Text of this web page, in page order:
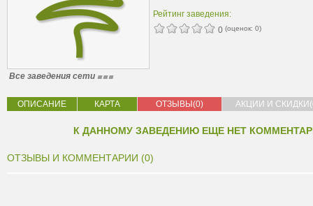
Рейтинг заведения:
0 (оценок: 0)
Все заведения сети
ОПИСАНИЕ КАРТА ОТЗЫВЫ(0) АКЦИИ И
К ДАННОМУ ЗАВЕДЕНИЮ ЕЩЕ НЕТ
ОТЗЫВЫ И КОММЕНТАРИИ (0)